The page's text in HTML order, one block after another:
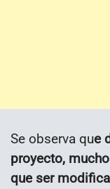
Se observa que
proyecto,
que ser